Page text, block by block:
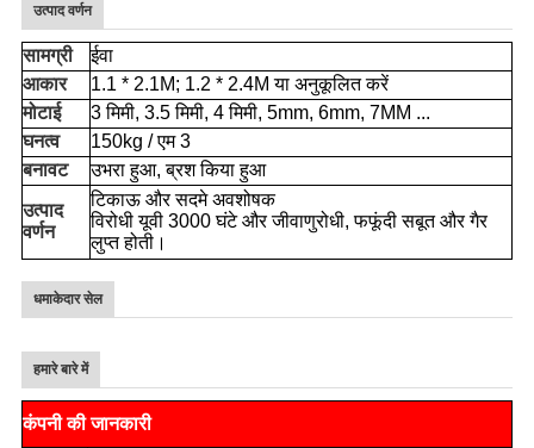
उत्पाद वर्णन
सामग्री
ईवा
आकार
1.1 * 2.1M; 1.2 * 2.4M या अनुकूलित करें
मोटाई
3 मिमी, 3.5 मिमी, 4 मिमी, 5mm, 6mm, 7MM ...
घनत्व
150kg / एम 3
बनावट
उभरा हुआ, ब्रश किया हुआ
उत्पाद
वर्णन
टिकाऊ और सदमे अवशोषक
विरोधी यूवी 3000 घंटे और जीवाणुरोधी, फफूंदी सबूत और गैर
लुप्त होती।
धमाकेदार सेल
हमारे बारे में
कंपनी की जानकारी